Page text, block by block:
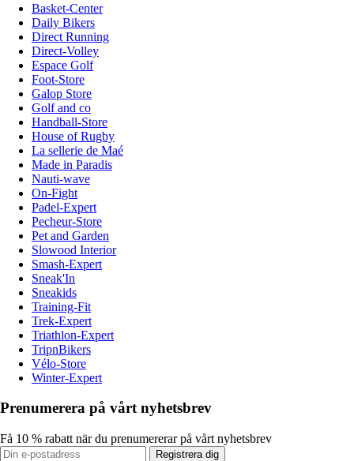
Basket-Center
Daily Bikers
Direct Running
Direct-Volley
Espace Golf
Foot-Store
Galop Store
Golf and co
Handball-Store
House of Rugby
La sellerie de Maé
Made in Paradis
Nauti-wave
On-Fight
Padel-Expert
Pecheur-Store
Pet and Garden
Slowood Interior
Smash-Expert
Sneak'In
Sneakids
Training-Fit
Trek-Expert
Triathlon-Expert
TripnBikers
Vélo-Store
Winter-Expert
Prenumerera på vårt nyhetsbrev
Få 10 % rabatt när du prenumererar på vårt nyhetsbrev
Registrera dig